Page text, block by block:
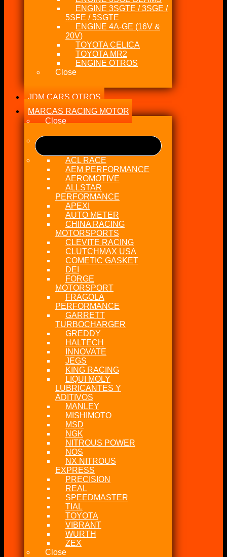
ENGINE 3SGTE / 3SGE /
5SFE / 5SGTE
ENGINE 4A-GE (16V &
20V)
TOYOTA CELICA
TOYOTA MR2
ENGINE OTROS
Close
JDM CARS OTROS
MARCAS RACING MOTOR
Close
ACL RACE
AEM PERFORMANCE
AEROMOTIVE
ALLSTAR
PERFORMANCE
APEXI
AUTO METER
CHINA RACING
MOTORSPORTS
CLEVITE RACING
CLUTCHMAX USA
COMETIC GASKET
DEI
FORGE
MOTORSPORT
FRAGOLA
PERFORMANCE
GARRETT
TURBOCHARGER
GREDDY
HALTECH
INNOVATE
JEGS
KING RACING
LIQUI MOLY
LUBRICANTES Y
ADITIVOS
MANLEY
MISHIMOTO
MSD
NGK
NITROUS POWER
NOS
NX NITROUS
EXPRESS
PRECISION
REAL
SPEEDMASTER
TIAL
TOYOTA
VIBRANT
WURTH
ZEX
Close